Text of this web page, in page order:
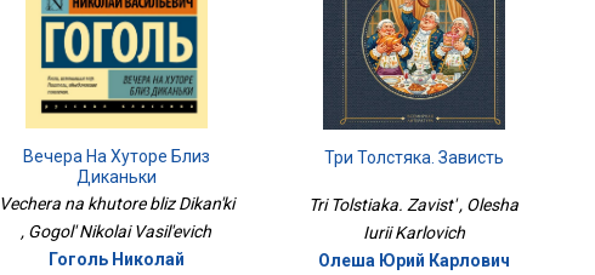
Вечера На Хуторе Близ
Диканьки
Vechera na khutore bliz Dikan'ki
, Gogol' Nikolai Vasil'evich
Гоголь Николай
Три Толстяка. Зависть
Tri Tolstiaka. Zavist' , Olesha
Iurii Karlovich
Олеша Юрий Карлович